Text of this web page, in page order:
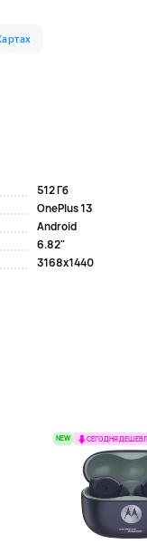
512 Гб
OnePlus 13
Android
6.82"
3168x1440
NEW СЕГОДНЯ